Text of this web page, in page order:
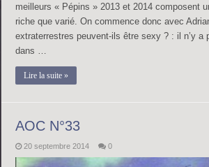
meilleurs « Pépins » 2013 et 2014 composent
riche que varié. On commence donc avec
extraterrestres peuvent-ils être sexy ? : il n’y a
dans …
Lire la suite »
AOC N°33
20 septembre 2014 0